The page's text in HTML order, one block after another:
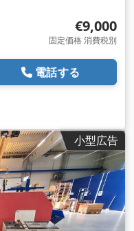
€9,000
固定価格 消費税別
電話する
小型広告